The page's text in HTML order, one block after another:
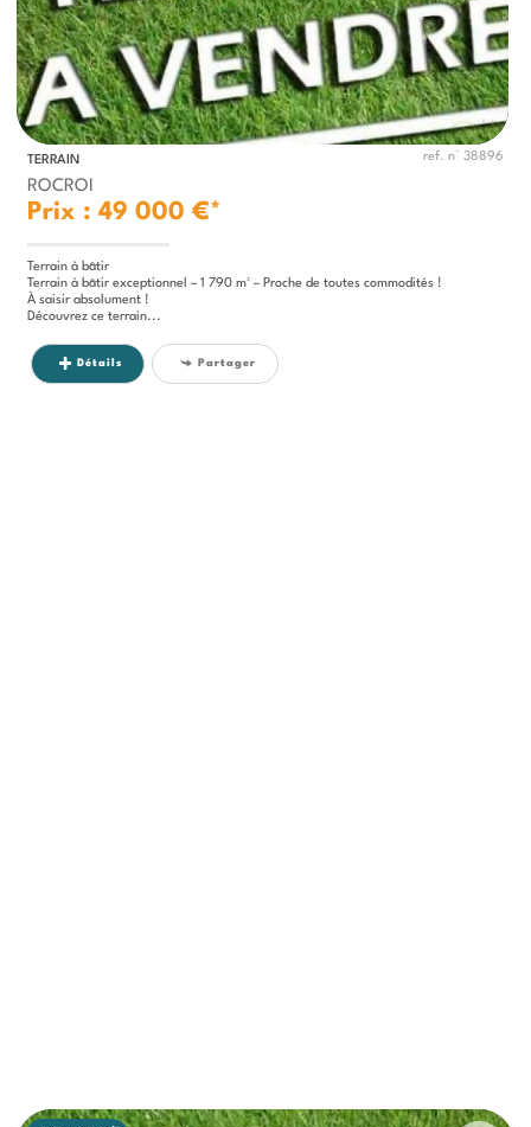
TERRAIN ref. n° 38896
ROCROI
Prix : 49 000 €*
Terrain à bâtir
Terrain à bâtir exceptionnel – 1 790 m² – Proche de toutes commodités !
À saisir absolument !
Découvrez ce terrain...
Détails Partager